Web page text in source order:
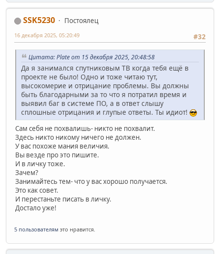
SSK5230
Постоялец
#32
16 декабря 2025, 05:20:49
Цитата: Plate от 15 декабря 2025, 20:48:58
Да я занимался спутниковым ТВ когда тебя ещё в
проекте не было! Одно и тоже читаю тут,
высокомерие и отрицание проблемы. Вы должны
быть благодарными за то что я потратил время и
выявил баг в системе ПО, а в ответ слышу
сплошные отрицания и глупые ответы. Ты идиот!
Сам себя не похвалишь- никто не похвалит.
Здесь никто никому ничего не должен.
У вас похоже мания величия.
Вы везде про это пишите.
И в личку тоже.
Зачем?
Занимайтесь тем- что у вас хорошо получается.
Это как совет.
И перестаньте писать в личку.
Достало уже!
5 пользователям это нравится.